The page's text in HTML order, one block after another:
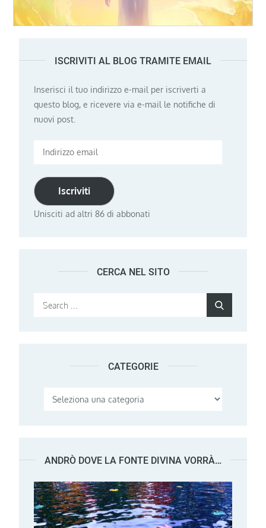
ISCRIVITI AL BLOG TRAMITE EMAIL
Inserisci il tuo indirizzo e-mail per iscriverti a
questo blog, e ricevere via e-mail le notifiche di
nuovi post.
Indirizzo
Iscriviti
Unisciti ad altri 86 di abbonati
CERCA NEL SITO
Search
CATEGORIE
Categorie
ANDRÒ DOVE LA FONTE DIVINA VORRÀ…